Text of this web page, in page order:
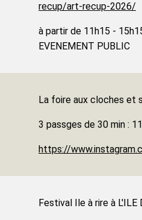
recup/art-recup-2026/
à partir de 11h15 -
EVENEMENT PUBLIC
La foire aux cloches et
3 passges de 30 min :
https://
Festival Ile à rire à L'ILE